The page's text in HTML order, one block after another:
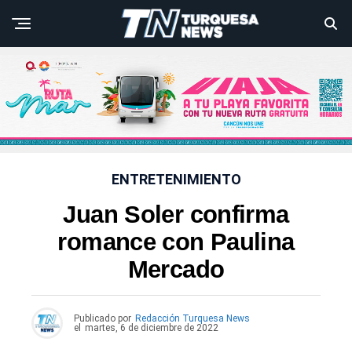
ENTRETENIMIENTO
Juan Soler confirma
romance con Paulina
Mercado
Publicado por Redacción Turquesa News
el
martes, 6 de diciembre de 2022